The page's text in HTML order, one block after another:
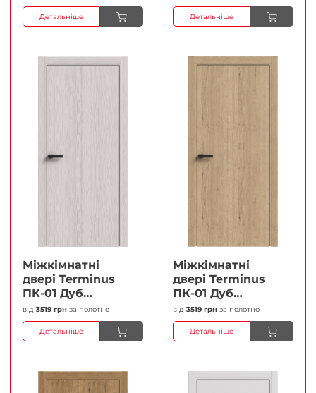
Детальніше Детальніше
Міжкімнатні
двері Terminus
ПК-01 Дуб
перлиний Глухі
Плівка
від 3519 грн за полотно
Детальніше
Міжкімнатні
двері Terminus
ПК-01 Дуб
класичний Глухі
Плівка
від 3519 грн за полотно
Детальніше